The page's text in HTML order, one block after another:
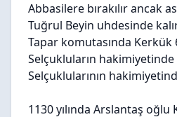
Abbasilere bırakılır ancak
Tuğrul Beyin uhdesinde
Tapar komutasında Kerkük
Selçukluların hakimiyetinde
Selçuklularının
1130 yılında Arslantaş oğlu